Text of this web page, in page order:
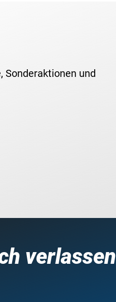
Sonderaktionen und
verlassen